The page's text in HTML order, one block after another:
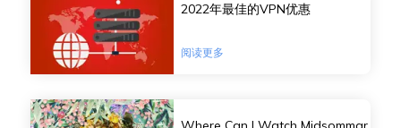
2022年最佳的VPN优惠
阅读更多